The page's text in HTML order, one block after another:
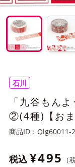
石川
「九谷もん
②(4種)【おま
商品ID： Qlg60011-
税込 ¥495 （